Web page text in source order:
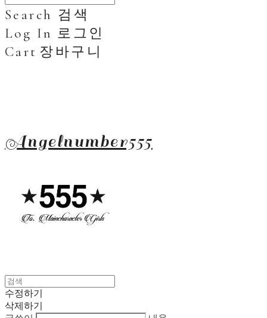
Search 검색
Log In 로그인
Cart 장바구니
Angelnumber555
수정하기
삭제하기